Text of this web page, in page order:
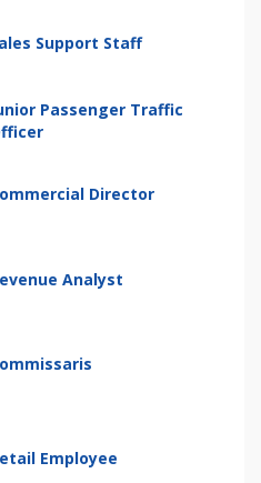
Support Staff
Passenger Traffic
Director
Analyst
Employee